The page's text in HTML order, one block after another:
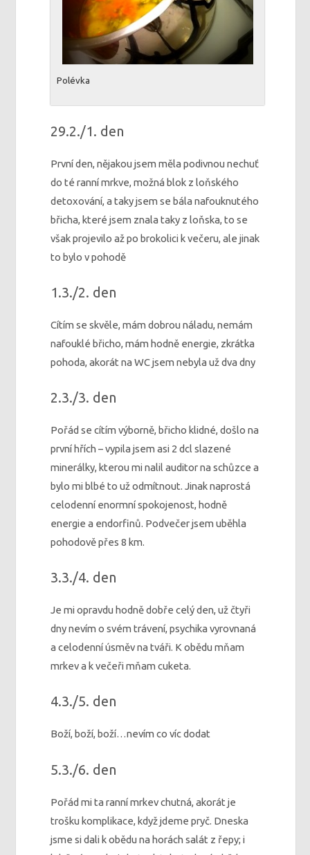
Polévka
29.2./1. den
První den, nějakou jsem měla podivnou nechuť
do té ranní mrkve, možná blok z loňského
detoxování, a taky jsem se bála nafouknutého
břicha, které jsem znala taky z loňska, to se
však projevilo až po brokolici k večeru, ale jinak
to bylo v pohodě
1.3./2. den
Cítím se skvěle, mám dobrou náladu, nemám
nafouklé břicho, mám hodně energie, zkrátka
pohoda, akorát na WC jsem nebyla už dva dny
2.3./3. den
Pořád se cítím výborně, břicho klidné, došlo na
první hřích – vypila jsem asi 2 dcl slazené
minerálky, kterou mi nalil auditor na schůzce a
bylo mi blbé to už odmítnout. Jinak naprostá
celodenní enormní spokojenost, hodně
energie a endorfinů. Podvečer jsem uběhla
pohodově přes 8 km.
3.3./4. den
Je mi opravdu hodně dobře celý den, už čtyři
dny nevím o svém trávení, psychika vyrovnaná
a celodenní úsměv na tváři. K obědu mňam
mrkev a k večeři mňam cuketa.
4.3./5. den
Boží, boží, boží…nevím co víc dodat
5.3./6. den
Pořád mi ta ranní mrkev chutná, akorát je
trošku komplikace, když jdeme pryč. Dneska
jsme si dali k obědu na horách salát z řepy; i